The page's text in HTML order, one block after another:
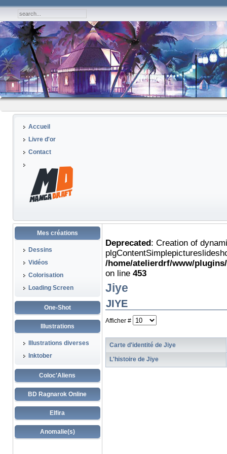
Accueil
Livre d'or
Contact
Mes créations
Dessins
Vidéos
Colorisation
Loading Screen
One-Shot
Illustrations
Illustrations diverses
Inktober
Coloc'Aliens
BD Ragnarok Online
Elfira
Anomalie(s)
Deprecated: Creation of
/home/atelierdrf/www/
on line 453
Jiye
JIYE
Afficher #
Carte d'identité de Jiye
L'histoire de Jiye